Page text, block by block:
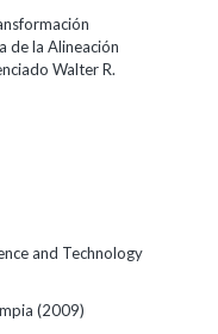
de la Alineación
Walter R.
and Technology
(2009)